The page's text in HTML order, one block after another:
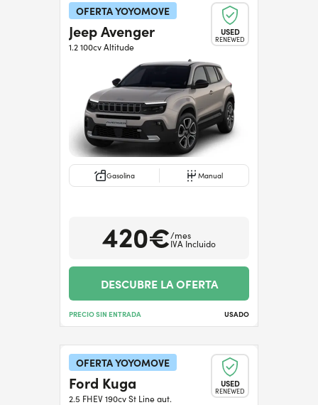
OFERTA YOYOMOVE
USED
RENEWED
Jeep Avenger
1.2 100cv Altitude
Gasolina Manual
420€/mes
IVA Incluido
DESCUBRE LA OFERTA
PRECIO SIN ENTRADA USADO
OFERTA YOYOMOVE
USED
RENEWED
Ford Kuga
2.5 FHEV 190cv St Line aut.